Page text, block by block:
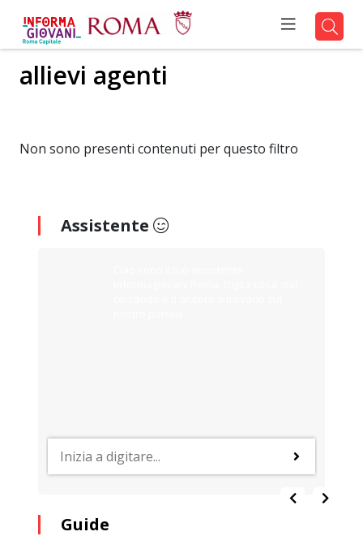
allievi agenti
Non sono presenti contenuti per questo filtro
Assistente
Guide